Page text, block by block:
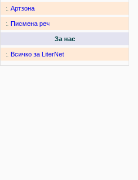
:. Артзона
:. Писмена реч
За нас
:. Всичко за LiterNet